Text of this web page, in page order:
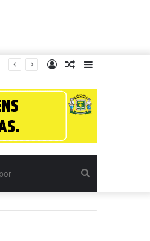
Barra
Lateral
Artigo
aleatório
Entrar
por